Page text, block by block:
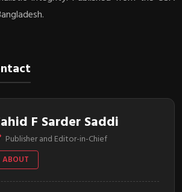
F Sarder Saddi
Publisher and Editor-in-Chief
ABOUT